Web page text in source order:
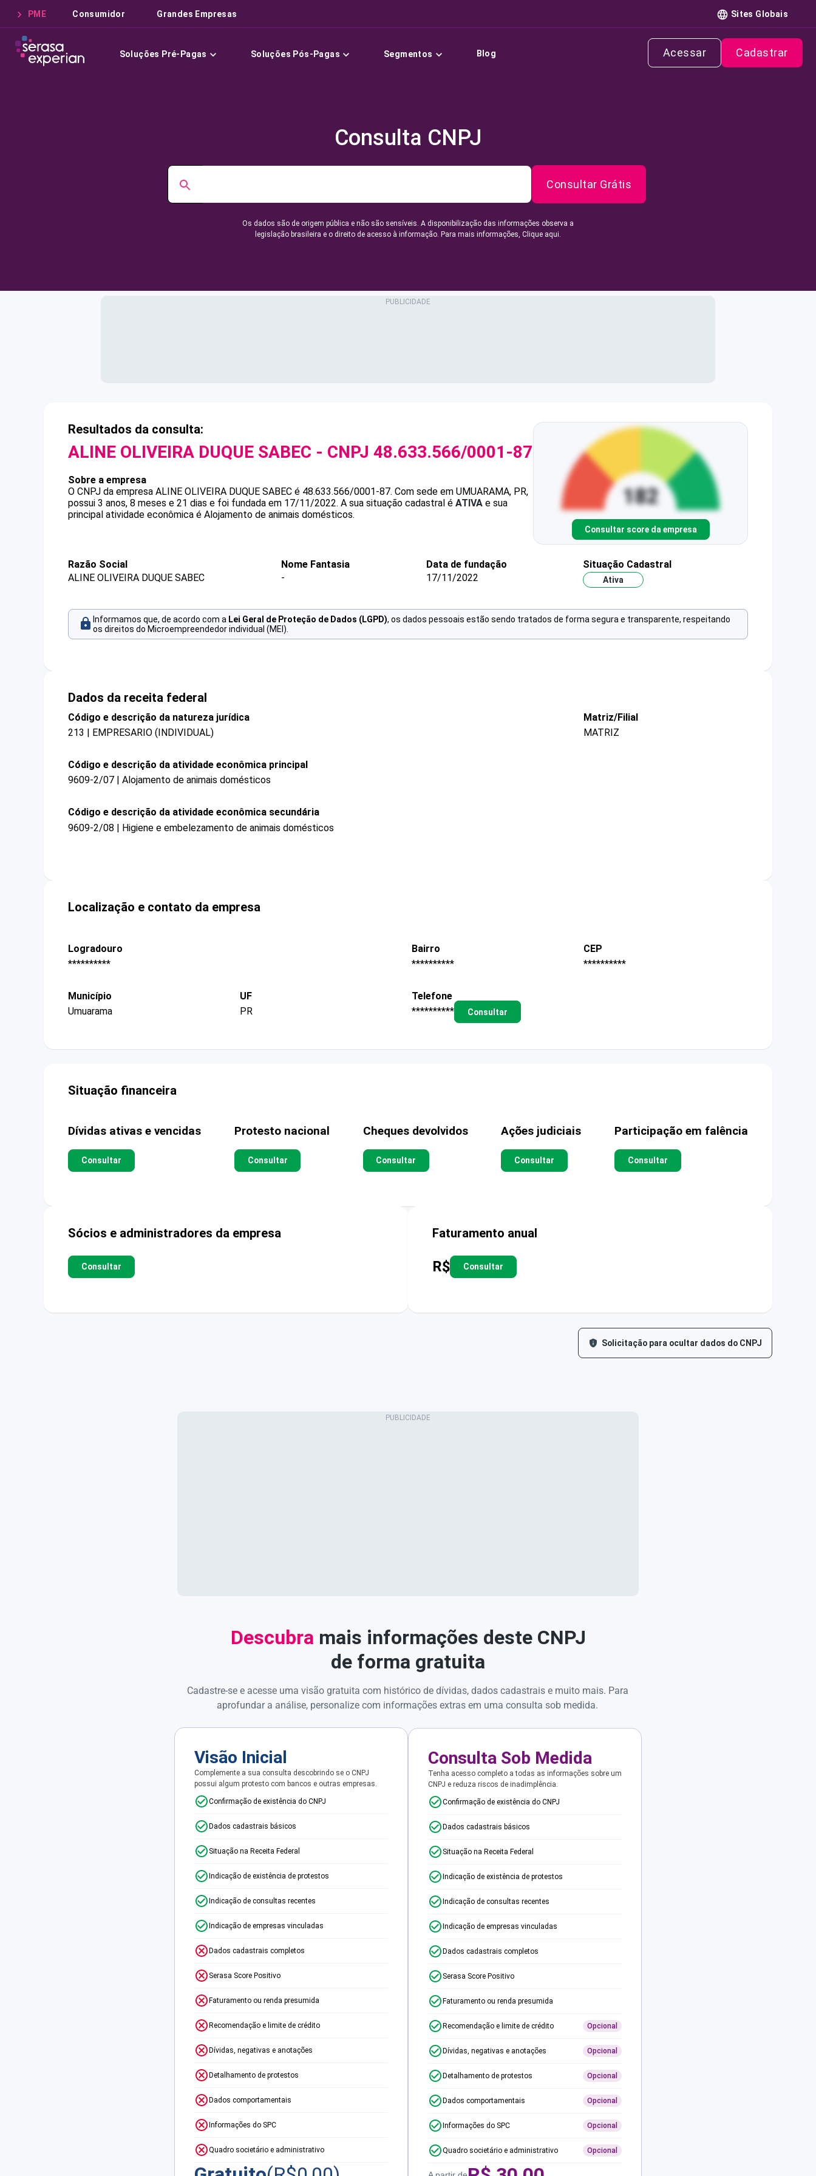
PME Consumidor Grandes Empresas Sites Globais
Soluções Pré-Pagas Soluções Pós-Pagas Segmentos Blog Acessar Cadastrar
Consulta CNPJ
Consultar Grátis
Os dados são de origem pública e não são sensíveis. A disponibilização das informações observa a
legislação brasileira e o direito de acesso à informação. Para mais informações, Clique aqui.
Resultados da consulta:
ALINE OLIVEIRA DUQUE SABEC - CNPJ 48.633.566/0001-87
Sobre a empresa
O CNPJ da empresa ALINE OLIVEIRA DUQUE SABEC é 48.633.566/0001-87. Com sede em UMUARAMA, PR,
possui 3 anos, 8 meses e 21 dias e foi fundada em 17/11/2022. A sua situação cadastral é ATIVA e sua
principal atividade econômica é Alojamento de animais domésticos.
Consultar score da empresa
Razão Social
ALINE OLIVEIRA DUQUE SABEC
Nome Fantasia
-
Data de fundação
17/11/2022
Situação Cadastral
Ativa
Informamos que, de acordo com a Lei Geral de Proteção de Dados (LGPD), os dados pessoais estão sendo tratados de forma segura e transparente, respeitando
os direitos do Microempreendedor individual (MEI).
Dados da receita federal
Código e descrição da natureza jurídica
213 | EMPRESARIO (INDIVIDUAL)
Matriz/Filial
MATRIZ
Código e descrição da atividade econômica principal
9609-2/07 | Alojamento de animais domésticos
Código e descrição da atividade econômica secundária
9609-2/08 | Higiene e embelezamento de animais domésticos
Localização e contato da empresa
Logradouro
**********
Bairro
**********
CEP
**********
Município
Umuarama
UF
PR
Telefone
**********
Consultar
Situação financeira
Dívidas ativas e vencidas
Consultar
Protesto nacional
Consultar
Cheques devolvidos
Consultar
Ações judiciais
Consultar
Participação em falência
Consultar
Sócios e administradores da empresa
Consultar
Faturamento anual
R$ Consultar
Solicitação para ocultar dados do CNPJ
Descubra mais informações deste CNPJ
de forma gratuita
Cadastre-se e acesse uma visão gratuita com histórico de dívidas, dados cadastrais e muito mais. Para
aprofundar a análise, personalize com informações extras em uma consulta sob medida.
Visão Inicial
Complemente a sua consulta descobrindo se o CNPJ
possui algum protesto com bancos e outras empresas.
Confirmação de existência do CNPJ
Dados cadastrais básicos
Situação na Receita Federal
Indicação de existência de protestos
Indicação de consultas recentes
Indicação de empresas vinculadas
Dados cadastrais completos
Serasa Score Positivo
Faturamento ou renda presumida
Recomendação e limite de crédito
Dívidas, negativas e anotações
Detalhamento de protestos
Dados comportamentais
Informações do SPC
Quadro societário e administrativo
Consulta Sob Medida
Tenha acesso completo a todas as informações sobre um
CNPJ e reduza riscos de inadimplência.
Confirmação de existência do CNPJ
Dados cadastrais básicos
Situação na Receita Federal
Indicação de existência de protestos
Indicação de consultas recentes
Indicação de empresas vinculadas
Dados cadastrais completos
Serasa Score Positivo
Faturamento ou renda presumida
Recomendação e limite de crédito Opcional
Dívidas, negativas e anotações Opcional
Detalhamento de protestos Opcional
Dados comportamentais Opcional
Informações do SPC Opcional
Quadro societário e administrativo Opcional